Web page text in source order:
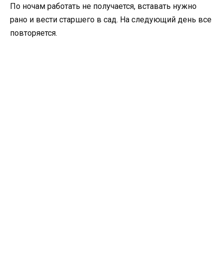
По ночам работать не получается, вставать нужно
рано и вести старшего в сад. На следующий день все
повторяется.